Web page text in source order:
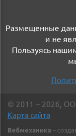
Размещенные
и не
Пользуясь
© 2011 – 2026,
Карта сайта
Вебмеханика –